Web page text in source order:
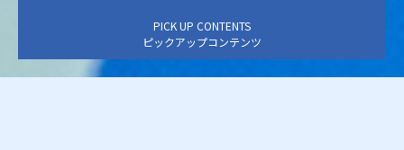
PICK UP CONTENTS
ピックアップコンテンツ